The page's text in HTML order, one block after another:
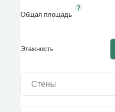
Общая площадь
Этажность
Стены